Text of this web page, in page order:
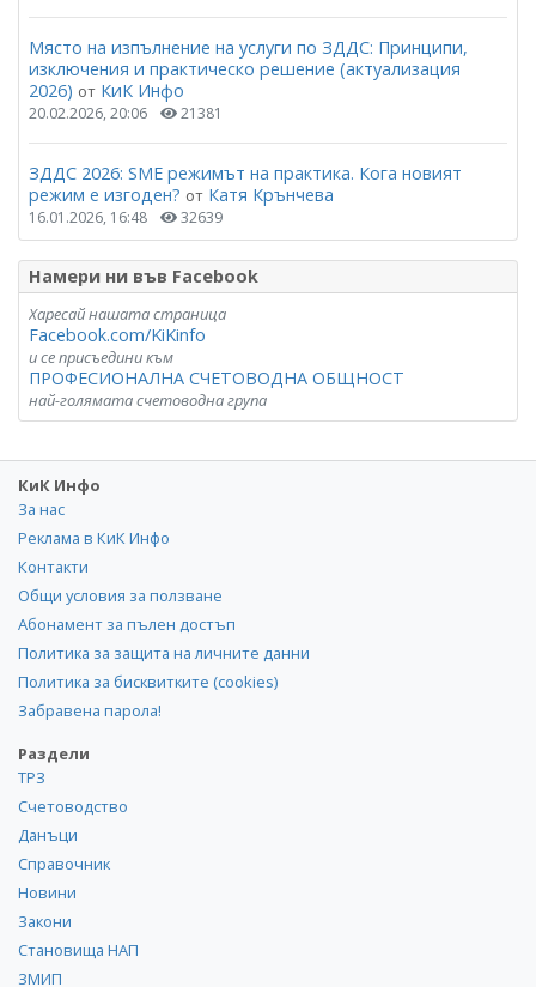
Място на изпълнение на услуги по ЗДДС: Принципи,
изключения и практическо решение (актуализация
2026) от КиК Инфо
20.02.2026, 20:06 21381
ЗДДС 2026: SME режимът на практика. Кога новият
режим е изгоден? от Катя Крънчева
16.01.2026, 16:48 32639
Намери ни във Facebook
Харесай нашата страница
Facebook.com/KiKinfo
и се присъедини към
ПРОФЕСИОНАЛНА СЧЕТОВОДНА ОБЩНОСТ
най-голямата счетоводна група
КиК Инфо
За нас
Реклама в КиК Инфо
Контакти
Общи условия за ползване
Абонамент за пълен достъп
Политика за защита на личните данни
Политика за бисквитките (cookies)
Забравена парола!
Раздели
ТРЗ
Счетоводство
Данъци
Справочник
Новини
Закони
Становища НАП
ЗМИП